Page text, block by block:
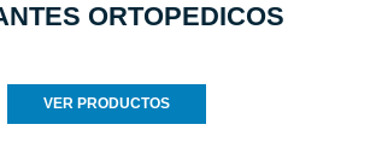
ORTOPEDICOS
VER PRODUCTOS